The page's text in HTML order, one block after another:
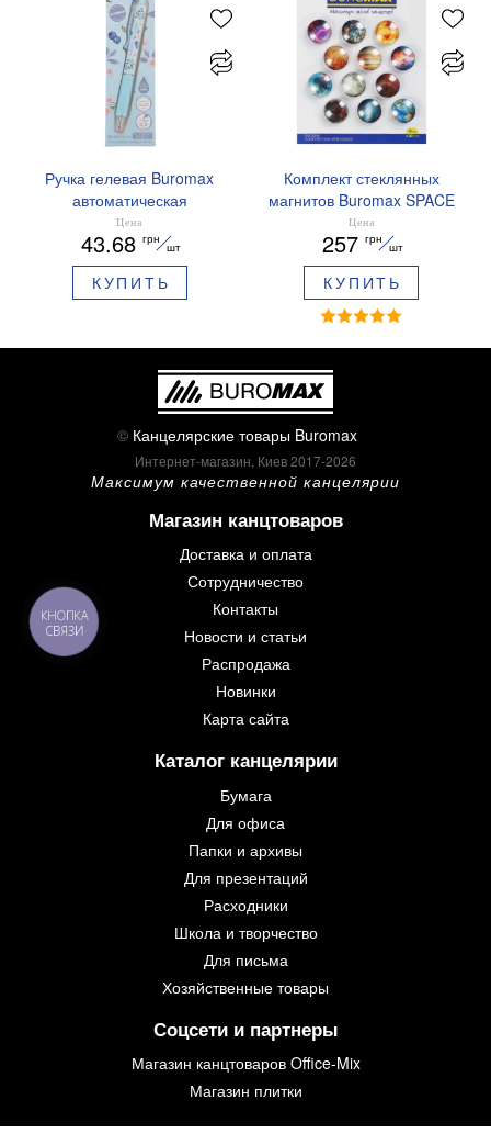
Ручка гелевая Buromax
автоматическая
ARABESKI 0.5 мм
ароматизированный грипп
синие чернила в блистере
BM.8379-02
Цена
43.68 грн
шт
КУПИТЬ
Комплект стеклянных
магнитов Buromax SPACE
12 шт 30 мм BM.0048
Цена
257 грн
шт
КУПИТЬ
© Канцелярские товары Buromax
Интернет-магазин, Киев 2017-2026
Максимум качественной канцелярии
Магазин канцтоваров
Доставка и оплата
Сотрудничество
Контакты
Новости и статьи
Распродажа
Новинки
Карта сайта
Каталог канцелярии
Бумага
Для офиса
Папки и архивы
Для презентаций
Расходники
Школа и творчество
Для письма
Хозяйственные товары
Соцсети и партнеры
Магазин канцтоваров Office-Mix
Магазин плитки
КНОПКА
СВЯЗИ